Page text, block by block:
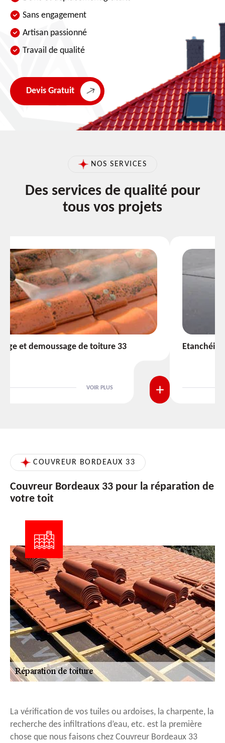
Sans engagement
Artisan passionné
Travail de qualité
Devis Gratuit
NOS SERVICES
Des services de qualité pour
tous vos projets
Etanchéité toiture 33
VOIR PLUS
COUVREUR BORDEAUX 33
Couvreur Bordeaux 33 pour la réparation de
votre toit
La vérification de vos tuiles ou ardoises, la charpente, la
recherche des infiltrations d’eau, etc. est la première
chose que nous faisons chez Couvreur Bordeaux 33